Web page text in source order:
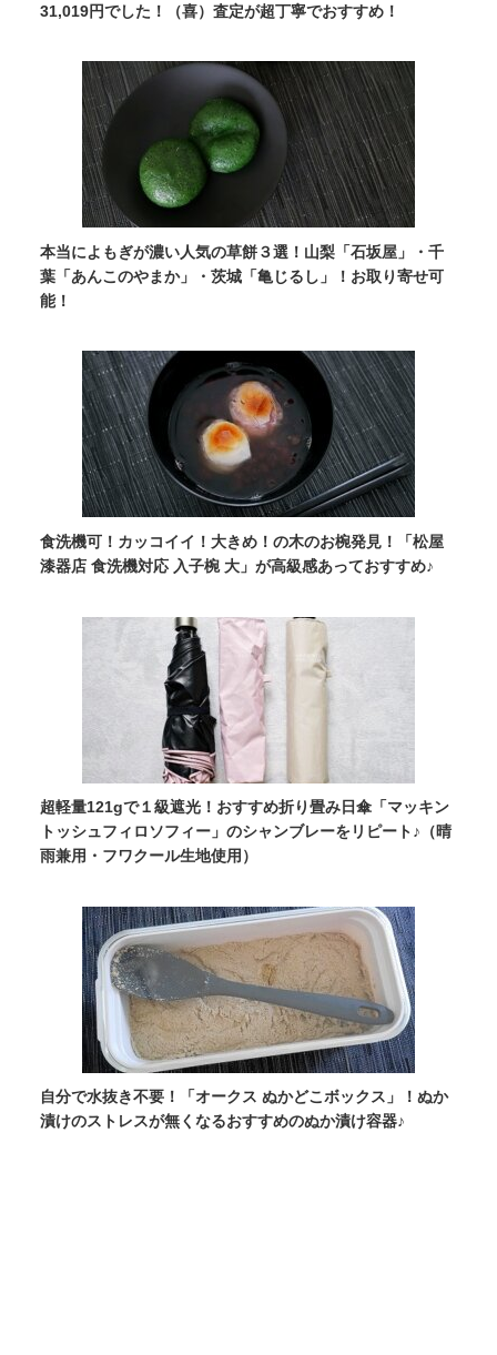
31,019円でした！（喜）査定が超丁寧でおすすめ！
本当によもぎが濃い人気の草餅３選！山梨「石坂屋」・千
葉「あんこのやまか」・茨城「亀じるし」！お取り寄せ可
能！
食洗機可！カッコイイ！大きめ！の木のお椀発見！「松屋
漆器店 食洗機対応 入子椀 大」が高級感あっておすすめ♪
超軽量121gで１級遮光！おすすめ折り畳み日傘「マッキン
トッシュフィロソフィー」のシャンブレーをリピート♪（晴
雨兼用・フワクール生地使用）
自分で水抜き不要！「オークス ぬかどこボックス」！ぬか
漬けのストレスが無くなるおすすめのぬか漬け容器♪